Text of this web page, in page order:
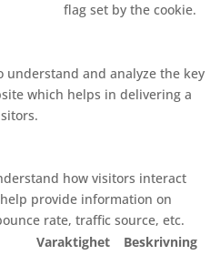
flag set by the cookie.
understand and analyze the key
which helps in delivering a
how visitors interact
provide information on
rate, traffic source, etc.
Varaktighet Beskrivning